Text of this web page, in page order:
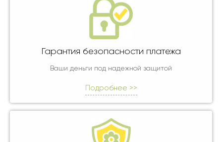
Гарантия безопасности платежа
Ваши деньги под надежной защитой
Подробнее >>